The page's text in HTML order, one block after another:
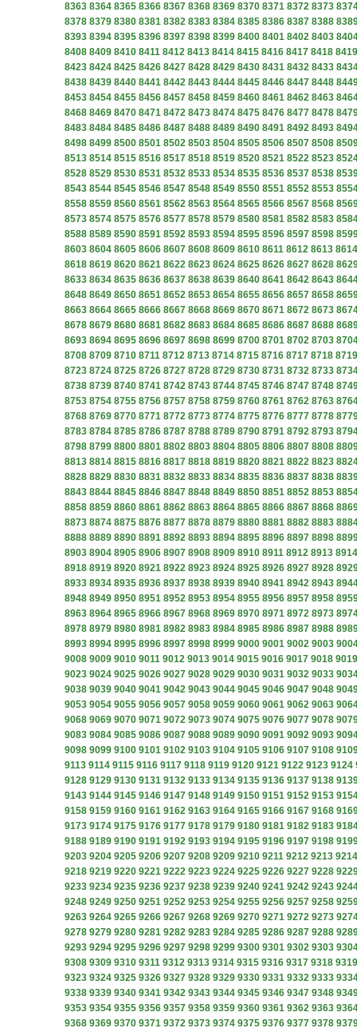
8363 8364 8365 8366 8367 8368 8369 8370 8371 8372 8373
8378 8379 8380 8381 8382 8383 8384 8385 8386 8387 8388
8393 8394 8395 8396 8397 8398 8399 8400 8401 8402 8403
8408 8409 8410 8411 8412 8413 8414 8415 8416 8417 8418 8419
8423 8424 8425 8426 8427 8428 8429 8430 8431 8432 8433
8438 8439 8440 8441 8442 8443 8444 8445 8446 8447 8448
8453 8454 8455 8456 8457 8458 8459 8460 8461 8462 8463
8468 8469 8470 8471 8472 8473 8474 8475 8476 8477 8478
8483 8484 8485 8486 8487 8488 8489 8490 8491 8492 8493
8498 8499 8500 8501 8502 8503 8504 8505 8506 8507 8508
8513 8514 8515 8516 8517 8518 8519 8520 8521 8522 8523
8528 8529 8530 8531 8532 8533 8534 8535 8536 8537 8538
8543 8544 8545 8546 8547 8548 8549 8550 8551 8552 8553
8558 8559 8560 8561 8562 8563 8564 8565 8566 8567 8568
8573 8574 8575 8576 8577 8578 8579 8580 8581 8582 8583
8588 8589 8590 8591 8592 8593 8594 8595 8596 8597 8598
8603 8604 8605 8606 8607 8608 8609 8610 8611 8612 8613 8614
8618 8619 8620 8621 8622 8623 8624 8625 8626 8627 8628
8633 8634 8635 8636 8637 8638 8639 8640 8641 8642 8643
8648 8649 8650 8651 8652 8653 8654 8655 8656 8657 8658
8663 8664 8665 8666 8667 8668 8669 8670 8671 8672 8673
8678 8679 8680 8681 8682 8683 8684 8685 8686 8687 8688
8693 8694 8695 8696 8697 8698 8699 8700 8701 8702 8703
8708 8709 8710 8711 8712 8713 8714 8715 8716 8717 8718 8719
8723 8724 8725 8726 8727 8728 8729 8730 8731 8732 8733
8738 8739 8740 8741 8742 8743 8744 8745 8746 8747 8748
8753 8754 8755 8756 8757 8758 8759 8760 8761 8762 8763
8768 8769 8770 8771 8772 8773 8774 8775 8776 8777 8778
8783 8784 8785 8786 8787 8788 8789 8790 8791 8792 8793
8798 8799 8800 8801 8802 8803 8804 8805 8806 8807 8808
8813 8814 8815 8816 8817 8818 8819 8820 8821 8822 8823
8828 8829 8830 8831 8832 8833 8834 8835 8836 8837 8838
8843 8844 8845 8846 8847 8848 8849 8850 8851 8852 8853
8858 8859 8860 8861 8862 8863 8864 8865 8866 8867 8868
8873 8874 8875 8876 8877 8878 8879 8880 8881 8882 8883
8888 8889 8890 8891 8892 8893 8894 8895 8896 8897 8898
8903 8904 8905 8906 8907 8908 8909 8910 8911 8912 8913 8914
8918 8919 8920 8921 8922 8923 8924 8925 8926 8927 8928
8933 8934 8935 8936 8937 8938 8939 8940 8941 8942 8943
8948 8949 8950 8951 8952 8953 8954 8955 8956 8957 8958
8963 8964 8965 8966 8967 8968 8969 8970 8971 8972 8973
8978 8979 8980 8981 8982 8983 8984 8985 8986 8987 8988
8993 8994 8995 8996 8997 8998 8999 9000 9001 9002 9003
9008 9009 9010 9011 9012 9013 9014 9015 9016 9017 9018 9019
9023 9024 9025 9026 9027 9028 9029 9030 9031 9032 9033
9038 9039 9040 9041 9042 9043 9044 9045 9046 9047 9048
9053 9054 9055 9056 9057 9058 9059 9060 9061 9062 9063
9068 9069 9070 9071 9072 9073 9074 9075 9076 9077 9078
9083 9084 9085 9086 9087 9088 9089 9090 9091 9092 9093
9098 9099 9100 9101 9102 9103 9104 9105 9106 9107 9108
9113 9114 9115 9116 9117 9118 9119 9120 9121 9122 9123 9124
9128 9129 9130 9131 9132 9133 9134 9135 9136 9137 9138
9143 9144 9145 9146 9147 9148 9149 9150 9151 9152 9153
9158 9159 9160 9161 9162 9163 9164 9165 9166 9167 9168
9173 9174 9175 9176 9177 9178 9179 9180 9181 9182 9183
9188 9189 9190 9191 9192 9193 9194 9195 9196 9197 9198
9203 9204 9205 9206 9207 9208 9209 9210 9211 9212 9213 9214
9218 9219 9220 9221 9222 9223 9224 9225 9226 9227 9228
9233 9234 9235 9236 9237 9238 9239 9240 9241 9242 9243
9248 9249 9250 9251 9252 9253 9254 9255 9256 9257 9258
9263 9264 9265 9266 9267 9268 9269 9270 9271 9272 9273
9278 9279 9280 9281 9282 9283 9284 9285 9286 9287 9288
9293 9294 9295 9296 9297 9298 9299 9300 9301 9302 9303
9308 9309 9310 9311 9312 9313 9314 9315 9316 9317 9318 9319
9323 9324 9325 9326 9327 9328 9329 9330 9331 9332 9333
9338 9339 9340 9341 9342 9343 9344 9345 9346 9347 9348
9353 9354 9355 9356 9357 9358 9359 9360 9361 9362 9363
9368 9369 9370 9371 9372 9373 9374 9375 9376 9377 9378